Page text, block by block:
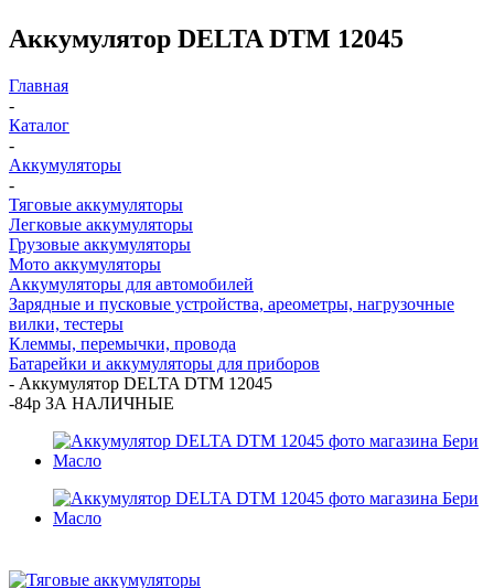
Аккумулятор DELTA DTM 12045
Главная
-
Каталог
-
Аккумуляторы
-
Тяговые аккумуляторы
Легковые аккумуляторы
Грузовые аккумуляторы
Мото аккумуляторы
Аккумуляторы для автомобилей
Зарядные и пусковые устройства, ареометры, нагрузочные
вилки, тестеры
Клеммы, перемычки, провода
Батарейки и аккумуляторы для приборов
- Аккумулятор DELTA DTM 12045
-84р ЗА НАЛИЧНЫЕ